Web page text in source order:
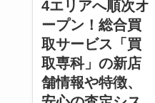
4エリアへ順次オ
ープン！総合買
取サービス「買
取専科」の新店
舗情報や特徴、